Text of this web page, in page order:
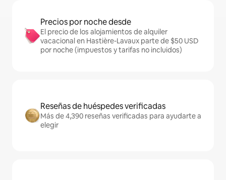
Precios por noche desde
El precio de los alojamientos de alquiler
vacacional en Hastière-Lavaux parte de $50 USD
por noche (impuestos y tarifas no incluidos)
Reseñas de huéspedes verificadas
Más de 4,390 reseñas verificadas para ayudarte a
elegir